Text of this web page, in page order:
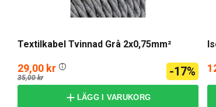
Textilkabel Tvinnad Grå 2x0,75mm²
29,00 kr
35,00 kr -17%
LÄGG I VARUKORG